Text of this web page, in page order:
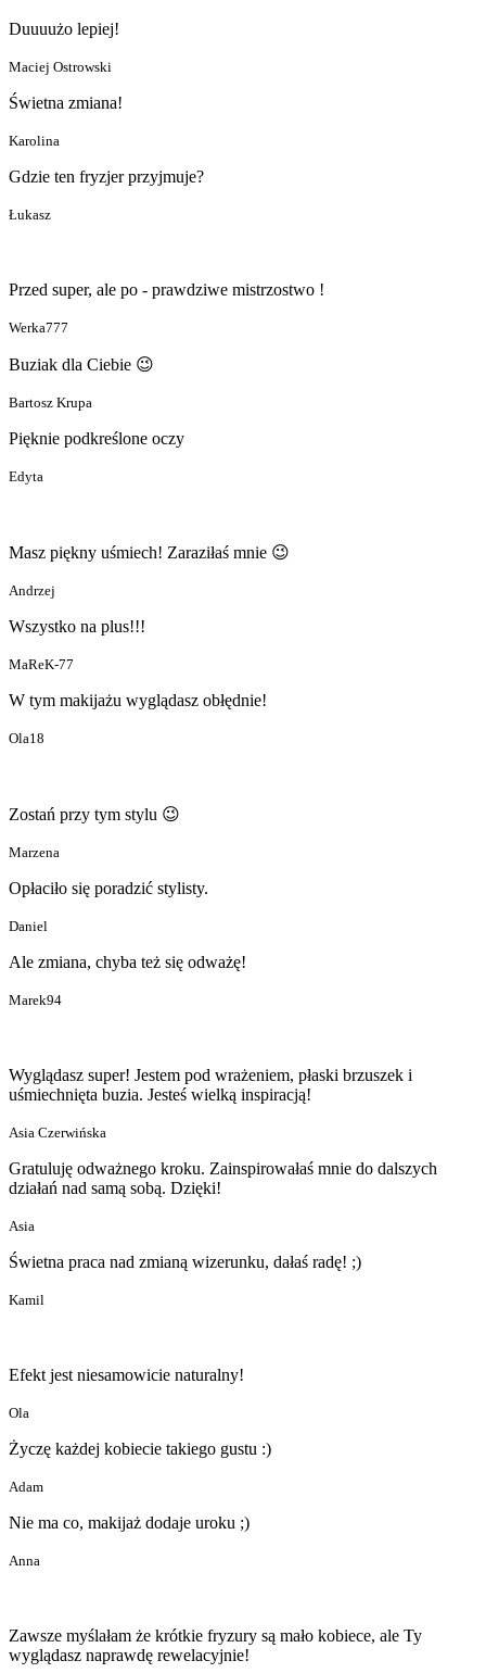
Duuuużo lepiej!
Maciej Ostrowski
Świetna zmiana!
Karolina
Gdzie ten fryzjer przyjmuje?
Łukasz
Przed super, ale po - prawdziwe mistrzostwo !
Werka777
Buziak dla Ciebie 😉
Bartosz Krupa
Pięknie podkreślone oczy
Edyta
Masz piękny uśmiech! Zaraziłaś mnie 😉
Andrzej
Wszystko na plus!!!
MaReK-77
W tym makijażu wyglądasz obłędnie!
Ola18
Zostań przy tym stylu 😉
Marzena
Opłaciło się poradzić stylisty.
Daniel
Ale zmiana, chyba też się odważę!
Marek94
Wyglądasz super! Jestem pod wrażeniem, płaski brzuszek i
uśmiechnięta buzia. Jesteś wielką inspiracją!
Asia Czerwińska
Gratuluję odważnego kroku. Zainspirowałaś mnie do dalszych
działań nad samą sobą. Dzięki!
Asia
Świetna praca nad zmianą wizerunku, dałaś radę! ;)
Kamil
Efekt jest niesamowicie naturalny!
Ola
Życzę każdej kobiecie takiego gustu :)
Adam
Nie ma co, makijaż dodaje uroku ;)
Anna
Zawsze myślałam że krótkie fryzury są mało kobiece, ale Ty
wyglądasz naprawdę rewelacyjnie!